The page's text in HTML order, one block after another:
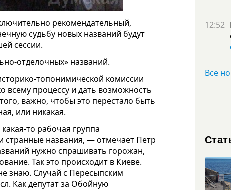
рекомендательный,
судьбу новых названий будут
сессии.
отделочных» названий.
топонимической комиссии
всему процессу и дать возможность
важно, чтобы это перестало быть
или никакая.
то рабочая группа
странные названия, — отмечает Петр
нужно спрашивать горожан,
Так это происходит в Киеве.
знаю. Случай с Пересыпским
Как депутат за Обойную
12:52
Все